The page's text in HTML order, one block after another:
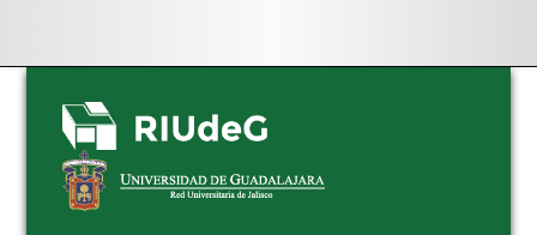
Skip
navigation